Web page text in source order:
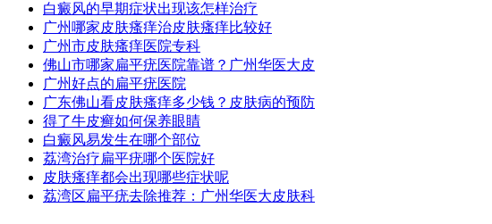
白癜风的早期症状出现该怎样治疗
广州哪家皮肤瘙痒治皮肤瘙痒比较好
广州市皮肤瘙痒医院专科
佛山市哪家扁平疣医院靠谱？广州华医大皮
广州好点的扁平疣医院
广东佛山看皮肤瘙痒多少钱？皮肤病的预防
得了牛皮癣如何保养眼睛
白癜风易发生在哪个部位
荔湾治疗扁平疣哪个医院好
皮肤瘙痒都会出现哪些症状呢
荔湾区扁平疣去除推荐：广州华医大皮肤科